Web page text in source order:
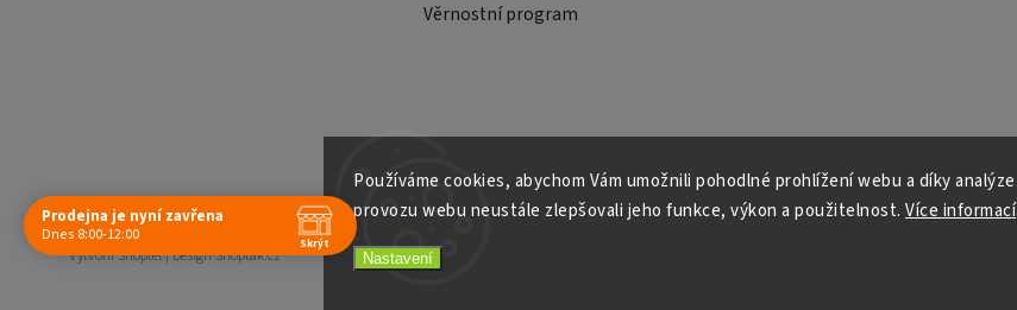
Používáme cookies, abychom Vám umožnili pohodlné prohlížení webu a díky analýze
provozu webu neustále zlepšovali jeho funkce, výkon a použitelnost. Více informací
Nastavení
Věrnostní program
Copyright 2026 . Všechna práva vyhrazena.
VytvořilShoptet| DesignShoptak.cz
Prodejna je nyní zavřena
Dnes 8:00-12:00 Skrýt